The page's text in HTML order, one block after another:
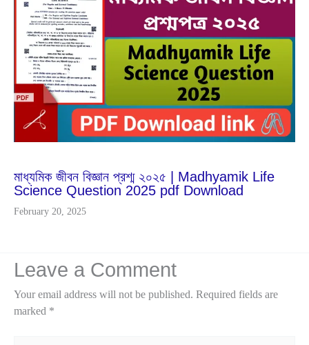
মাধ্যমিক জীবন বিজ্ঞান প্রশ্ম ২০২৫ | Madhyamik Life
Science Question 2025 pdf Download
February 20, 2025
Leave a Comment
Your email address will not be published. Required fields are
marked *